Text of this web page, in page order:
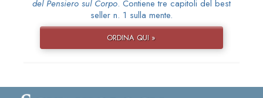
del Pensiero sul Corpo. Contiene tre capitoli del best
seller n. 1 sulla mente.
ORDINA QUI »